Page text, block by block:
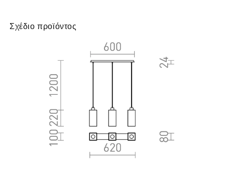
Σχέδιο προϊόντος